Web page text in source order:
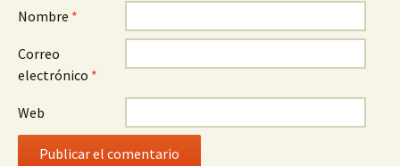
Nombre *
Correo
electrónico *
Web